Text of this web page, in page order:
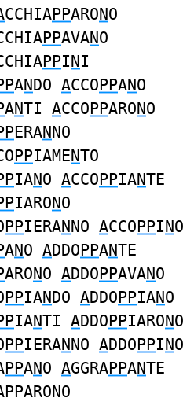
CCHIAPPARONO
PPAVANO
PPINI
ANDO ACCOPPANO
ANTI ACCOPPARONO
ERANNO
PPIAMENTO
IANO ACCOPPIANTE
IARONO
PPIERANNO ACCOPPINO
ANO ADDOPPANTE
ARONO ADDOPPAVANO
PPIANDO ADDOPPIANO
IANTI ADDOPPIARONO
PPIERANNO ADDOPPINO
PPANO AGGRAPPANTE
PPARONO